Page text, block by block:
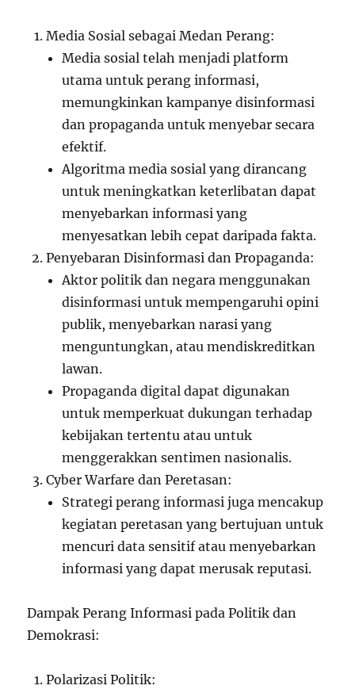
Media Sosial sebagai Medan Perang:
Media sosial telah menjadi platform
utama untuk perang informasi,
memungkinkan kampanye disinformasi
dan propaganda untuk menyebar secara
efektif.
Algoritma media sosial yang dirancang
untuk meningkatkan keterlibatan dapat
menyebarkan informasi yang
menyesatkan lebih cepat daripada fakta.
Penyebaran Disinformasi dan Propaganda:
Aktor politik dan negara menggunakan
disinformasi untuk mempengaruhi opini
publik, menyebarkan narasi yang
menguntungkan, atau mendiskreditkan
lawan.
Propaganda digital dapat digunakan
untuk memperkuat dukungan terhadap
kebijakan tertentu atau untuk
menggerakkan sentimen nasionalis.
Cyber Warfare dan Peretasan:
Strategi perang informasi juga mencakup
kegiatan peretasan yang bertujuan untuk
mencuri data sensitif atau menyebarkan
informasi yang dapat merusak reputasi.
Dampak Perang Informasi pada Politik dan
Demokrasi:
Polarizasi Politik: